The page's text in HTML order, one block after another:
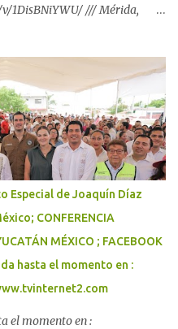
1DisBNiYWU/ /// Mérida,
Mena puso en marcha la
programa "Bienestar en tu
alumnas y alumnos de
que inicien el próximo ciclo
para su aprendizaje._
millones de pesos, el
la distribución de paquetes
tu Escuela, que beneficiará a
y secundarias
esquema respalda la
Especial de Joaquín Díaz
CONFERENCIA
MÉXICO ; FACEBOOK
hasta el momento en :
el momento en :